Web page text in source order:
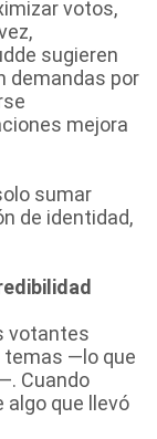
votos,
sugieren
demandas por
mejora
sumar
de identidad,
votantes
temas —lo que
Cuando
algo que llevó